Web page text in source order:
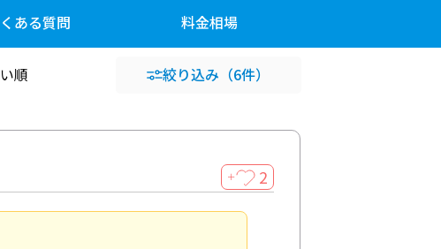
ある質問 料金相場
順 絞り込み （6件）
＋ 2